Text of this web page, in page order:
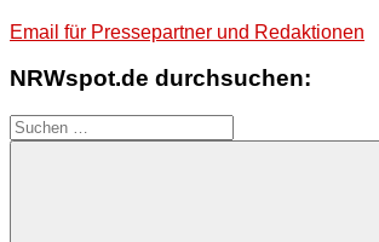
Email für Pressepartner und Redaktionen
NRWspot.de durchsuchen:
Suchen
nach: